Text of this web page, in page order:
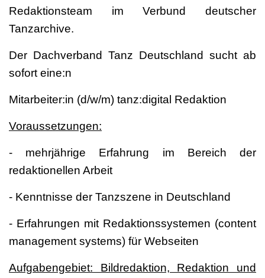
Redaktionsteam im Verbund deutscher
Tanzarchive.
Der Dachverband Tanz Deutschland sucht ab
sofort eine:n
Mitarbeiter:in (d/w/m) tanz:digital Redaktion
Voraussetzungen:
- mehrjährige Erfahrung im Bereich der
redaktionellen Arbeit
- Kenntnisse der Tanzszene in Deutschland
- Erfahrungen mit Redaktionssystemen (content
management systems) für Webseiten
Aufgabengebiet: Bildredaktion, Redaktion und